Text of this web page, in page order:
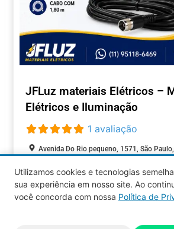
JFLuz materiais Elétricos –
Elétricos e Iluminação
1 avaliação
Avenida Do Rio pequeno, 1571, São
COMÉRCIOS
Utilizamos cookies e tecnologias
sua experiência em nosso site. Ao
você concorda com nossa Política de